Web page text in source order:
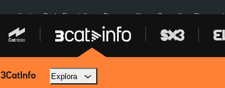
eclipsi De la Espriella Dos anys Illa Granollers Paraguai
3CatInfo Explora